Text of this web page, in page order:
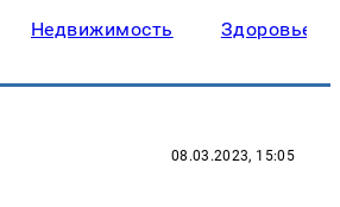
Недвижимость Здоровье
08.03.2023, 15:05